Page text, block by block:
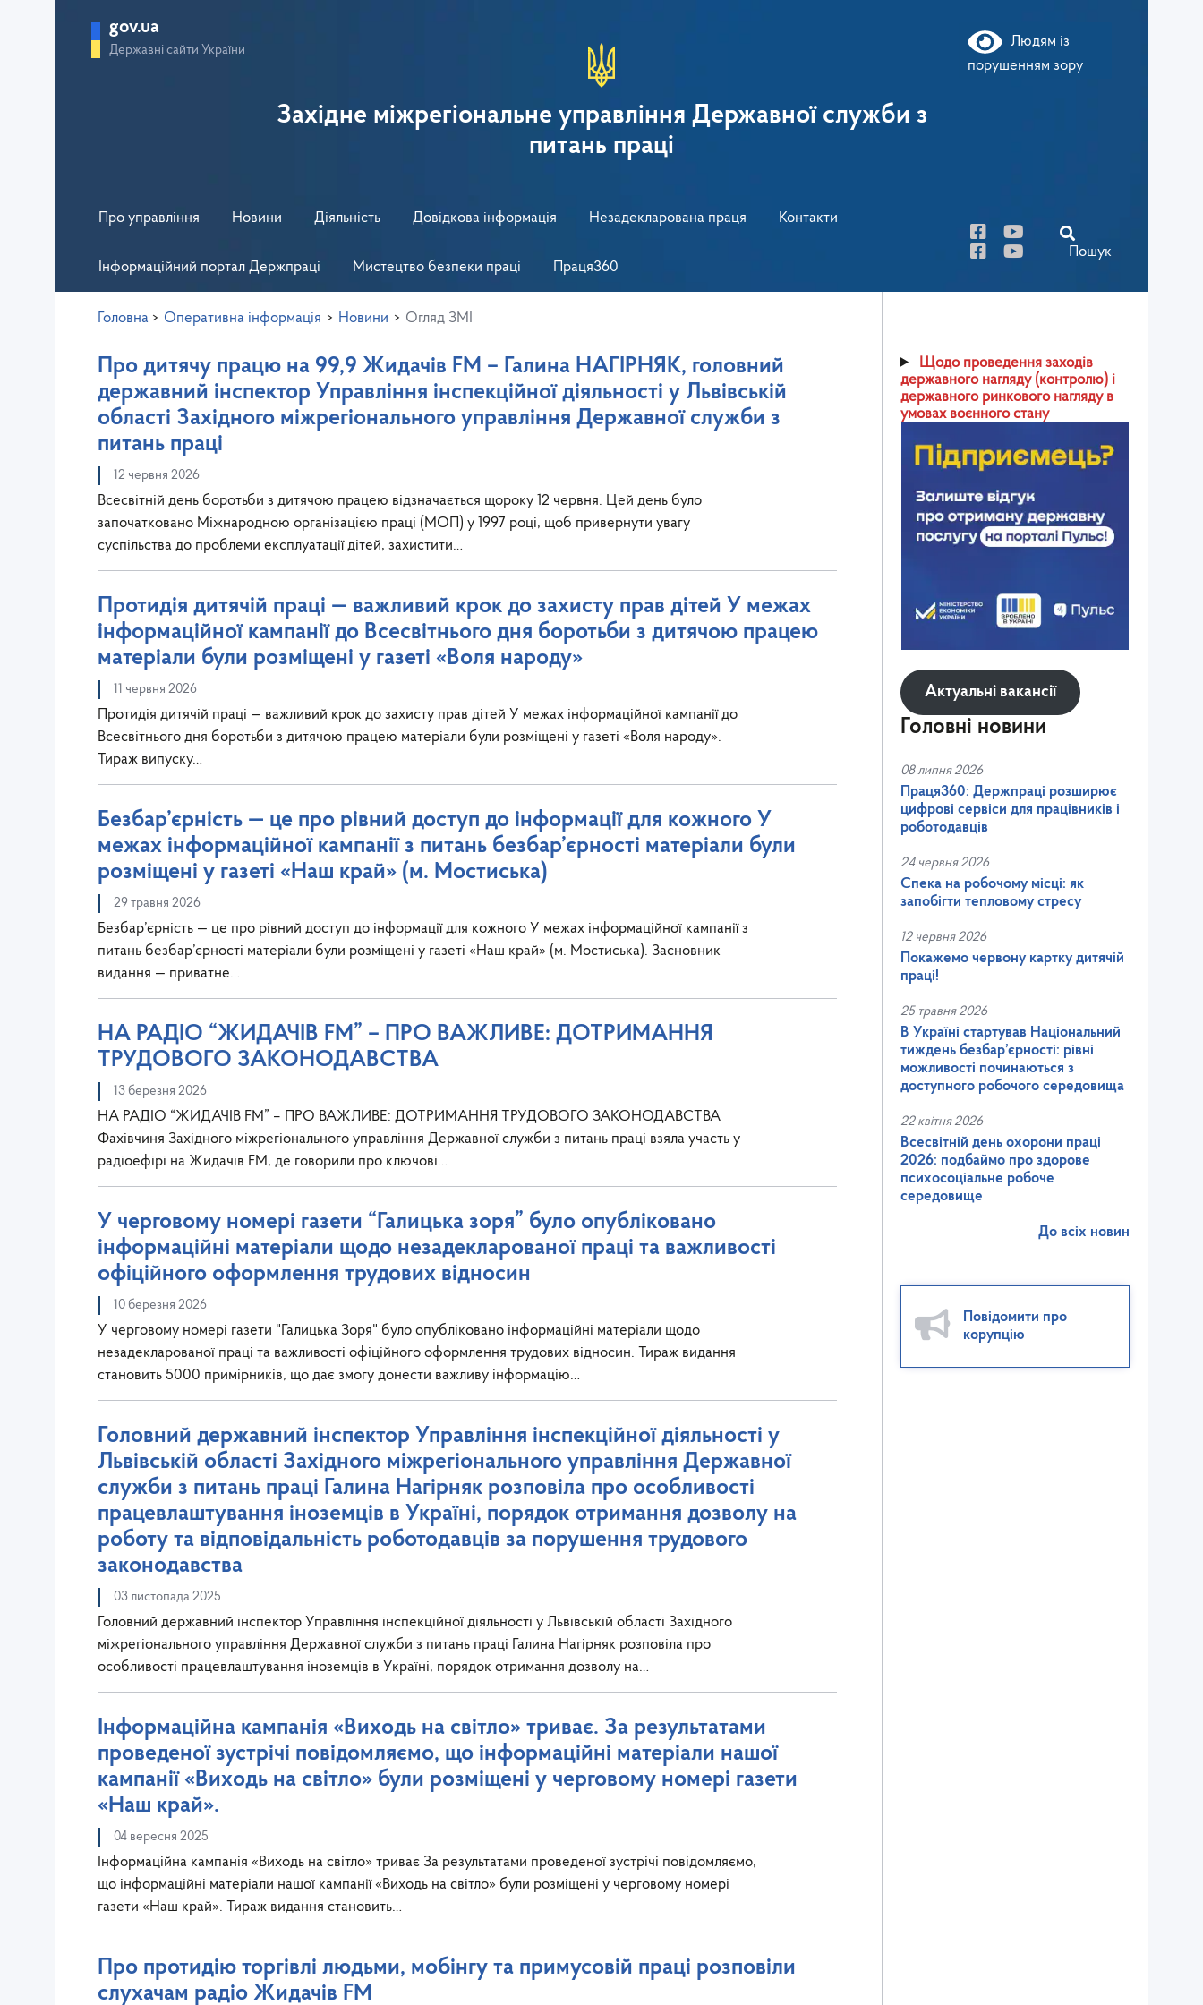
gov.ua
Державні сайти України
Людям із
порушенням зору
Західне міжрегіональне управління Державної служби з
питань праці
Про управління Новини Діяльність Довідкова інформація Незадекларована праця Контакти
Інформаційний портал Держпраці Мистецтво безпеки праці Праця360
Пошук
Головна > Оперативна інформація > Новини > Огляд ЗМІ
Про дитячу працю на 99,9 Жидачів FM – Галина НАГІРНЯК, головний
державний інспектор Управління інспекційної діяльності у Львівській
області Західного міжрегіонального управління Державної служби з
питань праці
12 червня 2026
Всесвітній день боротьби з дитячою працею відзначається щороку 12 червня. Цей день було
започатковано Міжнародною організацією праці (МОП) у 1997 році, щоб привернути увагу
суспільства до проблеми експлуатації дітей, захистити…
Протидія дитячій праці — важливий крок до захисту прав дітей У межах
інформаційної кампанії до Всесвітнього дня боротьби з дитячою працею
матеріали були розміщені у газеті «Воля народу»
11 червня 2026
Протидія дитячій праці — важливий крок до захисту прав дітей У межах інформаційної кампанії до
Всесвітнього дня боротьби з дитячою працею матеріали були розміщені у газеті «Воля народу».
Тираж випуску…
Безбар’єрність — це про рівний доступ до інформації для кожного У
межах інформаційної кампанії з питань безбар’єрності матеріали були
розміщені у газеті «Наш край» (м. Мостиська)
29 травня 2026
Безбар’єрність — це про рівний доступ до інформації для кожного У межах інформаційної кампанії з
питань безбар’єрності матеріали були розміщені у газеті «Наш край» (м. Мостиська). Засновник
видання — приватне…
НА РАДІО “ЖИДАЧІВ FM” – ПРО ВАЖЛИВЕ: ДОТРИМАННЯ
ТРУДОВОГО ЗАКОНОДАВСТВА
13 березня 2026
НА РАДІО “ЖИДАЧІВ FM” – ПРО ВАЖЛИВЕ: ДОТРИМАННЯ ТРУДОВОГО ЗАКОНОДАВСТВА
Фахівчиня Західного міжрегіонального управління Державної служби з питань праці взяла участь у
радіоефірі на Жидачів FM, де говорили про ключові…
У черговому номері газети “Галицька зоря” було опубліковано
інформаційні матеріали щодо незадекларованої праці та важливості
офіційного оформлення трудових відносин
10 березня 2026
У черговому номері газети "Галицька Зоря" було опубліковано інформаційні матеріали щодо
незадекларованої праці та важливості офіційного оформлення трудових відносин. Тираж видання
становить 5000 примірників, що дає змогу донести важливу інформацію…
Головний державний інспектор Управління інспекційної діяльності у
Львівській області Західного міжрегіонального управління Державної
служби з питань праці Галина Нагірняк розповіла про особливості
працевлаштування іноземців в Україні, порядок отримання дозволу на
роботу та відповідальність роботодавців за порушення трудового
законодавства
03 листопада 2025
Головний державний інспектор Управління інспекційної діяльності у Львівській області Західного
міжрегіонального управління Державної служби з питань праці Галина Нагірняк розповіла про
особливості працевлаштування іноземців в Україні, порядок отримання дозволу на…
Інформаційна кампанія «Виходь на світло» триває. За результатами
проведеної зустрічі повідомляємо, що інформаційні матеріали нашої
кампанії «Виходь на світло» були розміщені у черговому номері газети
«Наш край».
04 вересня 2025
Інформаційна кампанія «Виходь на світло» триває За результатами проведеної зустрічі повідомляємо,
що інформаційні матеріали нашої кампанії «Виходь на світло» були розміщені у черговому номері
газети «Наш край». Тираж видання становить…
Про протидію торгівлі людьми, мобінгу та примусовій праці розповіли
слухачам радіо Жидачів FM
Щодо проведення заходів
державного нагляду (контролю) і
державного ринкового нагляду в
умовах воєнного стану
Актуальні вакансії
Головні новини
08 липня 2026
Праця360: Держпраці розширює
цифрові сервіси для працівників і
роботодавців
24 червня 2026
Спека на робочому місці: як
запобігти тепловому стресу
12 червня 2026
Покажемо червону картку дитячій
праці!
25 травня 2026
В Україні стартував Національний
тиждень безбар’єрності: рівні
можливості починаються з
доступного робочого середовища
22 квітня 2026
Всесвітній день охорони праці
2026: подбаймо про здорове
психосоціальне робоче
середовище
До всіх новин
Повідомити про
корупцію